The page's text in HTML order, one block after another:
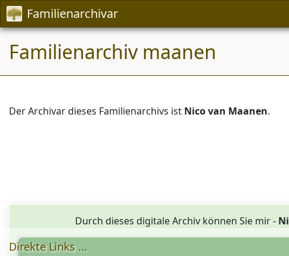
Familienarchivar
Familienarchiv maanen
Der Archivar dieses Familienarchivs ist Nico van Maanen.
Durch dieses digitale Archiv können Sie mir -
Direkte Links ...